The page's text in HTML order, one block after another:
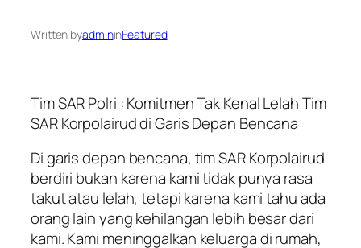
Written byadmininFeatured
Tim SAR Polri : Komitmen Tak Kenal Lelah Tim
SAR Korpolairud di Garis Depan Bencana
Di garis depan bencana, tim SAR Korpolairud
berdiri bukan karena kami tidak punya rasa
takut atau lelah, tetapi karena kami tahu ada
orang lain yang kehilangan lebih besar dari
kami. Kami meninggalkan keluarga di rumah,